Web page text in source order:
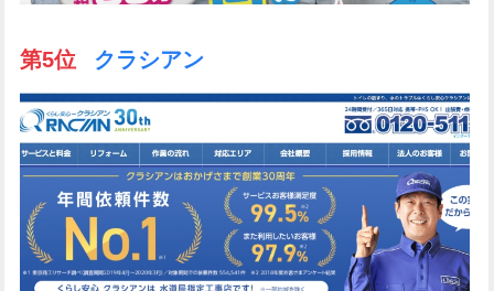
第5位 クラシアン